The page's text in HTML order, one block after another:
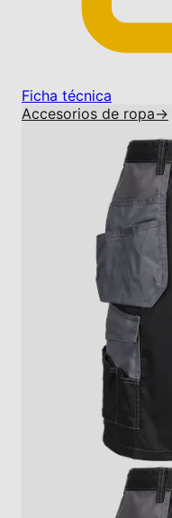
Ficha técnica
Accesorios de ropa→